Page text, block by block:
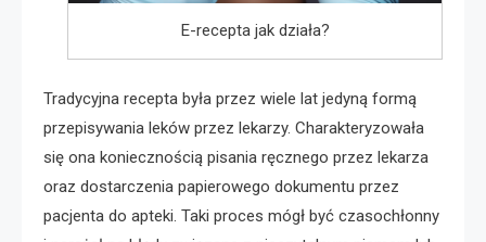
E-recepta jak działa?
Tradycyjna recepta była przez wiele lat jedyną formą
przepisywania leków przez lekarzy. Charakteryzowała
się ona koniecznością pisania ręcznego przez lekarza
oraz dostarczenia papierowego dokumentu przez
pacjenta do apteki. Taki proces mógł być czasochłonny